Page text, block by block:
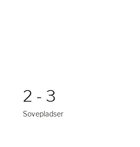
2 - 3
Sovepladser